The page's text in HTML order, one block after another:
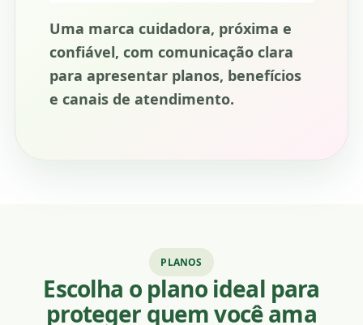
Uma marca cuidadora, próxima e
confiável, com comunicação clara
para apresentar planos, benefícios
e canais de atendimento.
PLANOS
Escolha o plano ideal para
proteger quem você ama